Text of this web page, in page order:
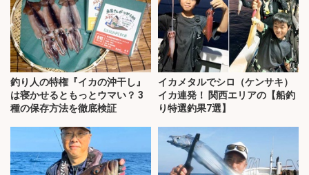
釣り人の特権『イカの沖干し』
は寝かせるともっとウマい？ 3
種の保存方法を徹底検証
イカメタルでシロ（ケンサキ）
イカ連発！ 関西エリアの【船釣
り特選釣果7選】